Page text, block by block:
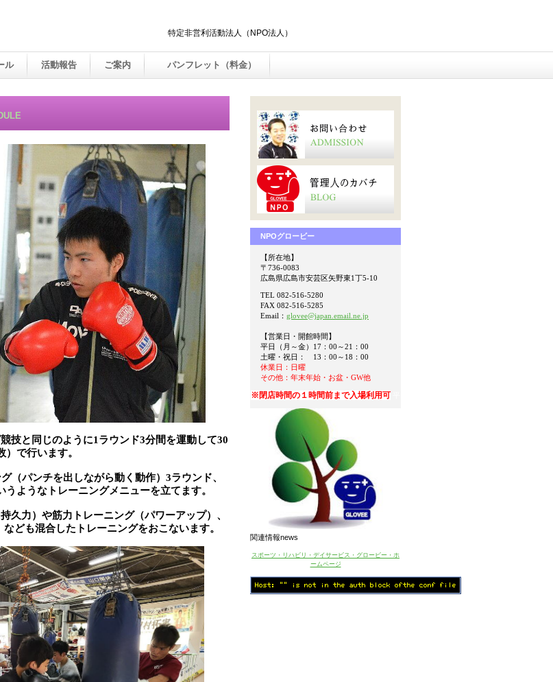
特定非営利活動法人（NPO法人）
技と同じのように1ラウンド3分間を運動して30
で行います。
（パンチを出しながら動く動作）3ラウンド、
ようなトレーニングメニューを立てます。
久力）や筋力トレーニング（パワーアップ）、
ども混合したトレーニングをおこないます。
ル 活動報告 ご案内 パンフレット（料金）
NPOグロービー
【所在地】
〒736-0083
広島県広島市安芸区矢野東1丁5-10
TEL 082-516-5280
FAX 082-516-5285
Email： glovee@japan.email.ne.jp
【営業日・開館時間】
平日（月～金）17：00～21：00
土曜・祝日： 13：00～18：00
休業日：日曜
その他：年末年始・お盆・GW他
※閉店時間の１時間前まで入場利用可
関連情報news
スポーツ・リハビリ・デイサービス・グロービー・ホ
ームページ